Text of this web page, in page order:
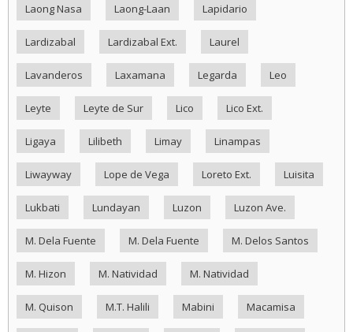
Laong Nasa Laong-Laan Lapidario
Lardizabal Lardizabal Ext. Laurel
Lavanderos Laxamana Legarda Leo
Leyte Leyte de Sur Lico Lico Ext.
Ligaya Lilibeth Limay Linampas
Liwayway Lope de Vega Loreto Ext. Luisita
Lukbati Lundayan Luzon Luzon Ave.
M. Dela Fuente M. Dela Fuente M. Delos Santos
M. Hizon M. Natividad M. Natividad
M. Quison M.T. Halili Mabini Macamisa